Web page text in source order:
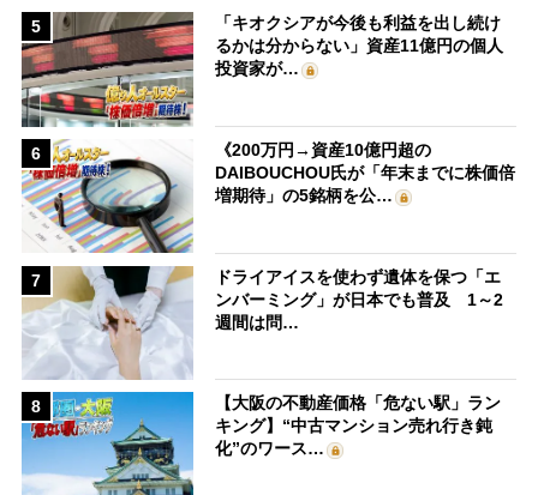
5
「キオクシアが今後も利益を出し続け
るかは分からない」資産11億円の個人
投資家が…
6
《200万円→資産10億円超の
DAIBOUCHOU氏が「年末までに株価倍
増期待」の5銘柄を公…
7
ドライアイスを使わず遺体を保つ「エ
ンバーミング」が日本でも普及 1～2
週間は問…
8
【大阪の不動産価格「危ない駅」ラン
キング】“中古マンション売れ行き鈍
化”のワース…